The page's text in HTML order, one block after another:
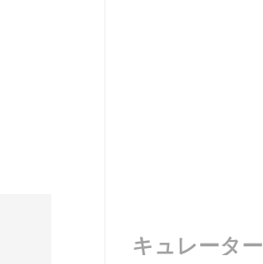
キュレーター